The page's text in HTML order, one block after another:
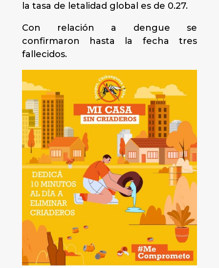
la tasa de letalidad global es de 0.27.
Con relación a dengue se
confirmaron hasta la fecha tres
fallecidos.